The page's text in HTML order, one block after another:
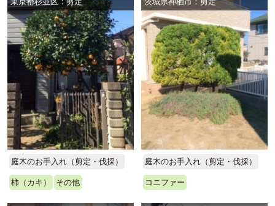
庭木のお手入れ（剪定・伐採）
柿（カキ） その他
庭木のお手入れ（剪定・伐採）
コニファー